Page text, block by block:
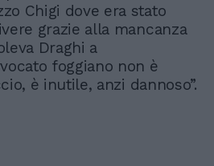
Chigi dove era stato
grazie alla mancanza
Draghi a
foggiano non è
è inutile, anzi dannoso”.